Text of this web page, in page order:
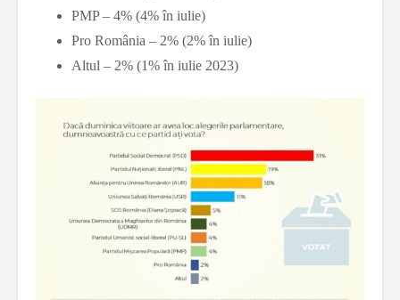
PMP – 4% (4% în iulie)
Pro România – 2% (2% în iulie)
Altul – 2% (1% în iulie 2023)